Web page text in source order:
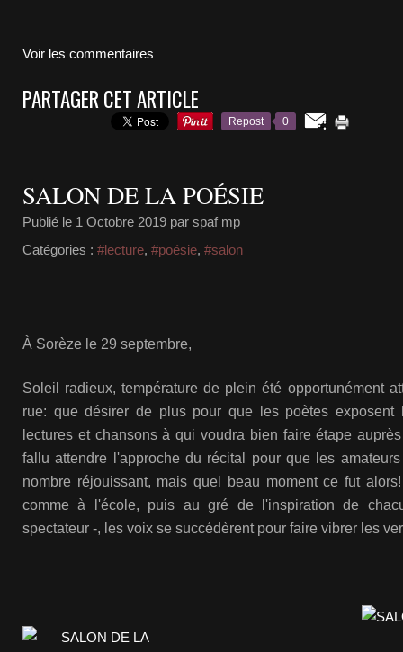
Voir les commentaires
PARTAGER CET ARTICLE
Repost 0
SALON DE LA POÉSIE
Publié le 1 Octobre 2019 par spaf mp
Catégories : #lecture, #poésie, #salon
À Sorèze le 29 septembre,
Soleil radieux, température de plein été opportunément
rue: que désirer de plus pour que les poètes exposent
lectures et chansons à qui voudra bien faire étape
fallu attendre l'approche du récital pour que les
nombre réjouissant, mais quel beau moment ce fut
comme à l'école, puis au gré de l'inspiration de
spectateur -, les voix se succédèrent pour faire vibrer les